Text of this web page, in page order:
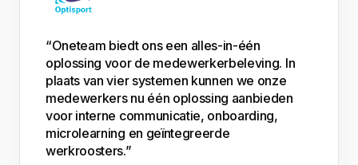
“Oneteam biedt ons een alles-in-één
oplossing voor de medewerkerbeleving. In
plaats van vier systemen kunnen we onze
medewerkers nu één oplossing aanbieden
voor interne communicatie, onboarding,
microlearning en geïntegreerde
werkroosters.”